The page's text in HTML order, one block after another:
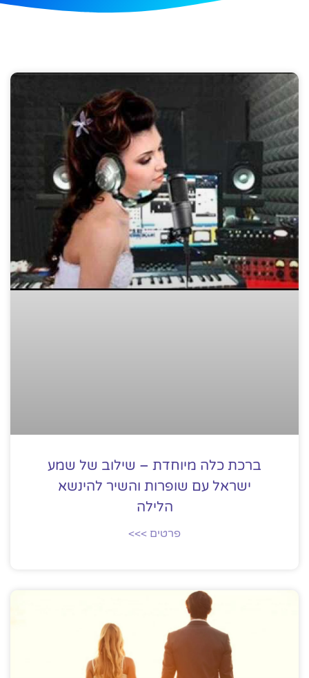
ברכת כלה מיוחדת – שילוב של שמע
ישראל עם שופרות והשיר להינשא
הלילה
פרטים >>>